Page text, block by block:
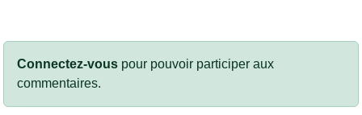
Connectez-vous pour pouvoir participer aux
commentaires.